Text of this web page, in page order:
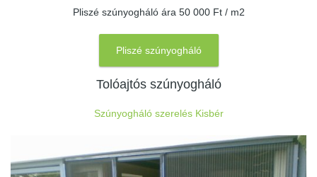
Pliszé szúnyogháló ára 50 000 Ft / m2
Pliszé szúnyogháló
Tolóajtós szúnyogháló
Szúnyogháló szerelés Kisbér